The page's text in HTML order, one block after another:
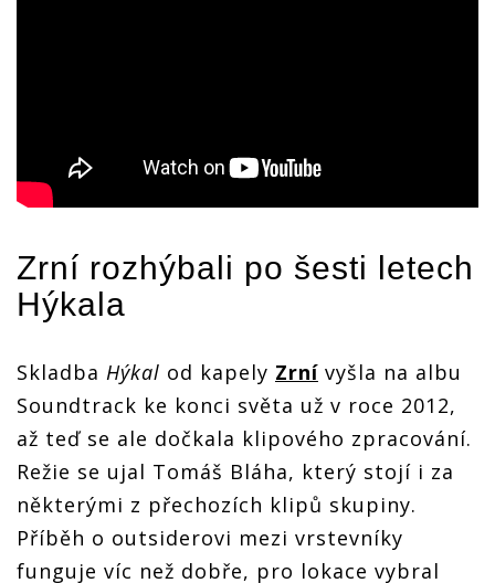
Zrní rozhýbali po šesti letech
Hýkala
Skladba Hýkal od kapely Zrní vyšla na albu
Soundtrack ke konci světa už v roce 2012,
až teď se ale dočkala klipového zpracování.
Režie se ujal Tomáš Bláha, který stojí i za
některými z přechozích klipů skupiny.
Příběh o outsiderovi mezi vrstevníky
funguje víc než dobře, pro lokace vybral